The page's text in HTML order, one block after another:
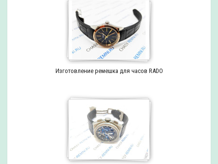
Изготовление ремешка для часов RADO